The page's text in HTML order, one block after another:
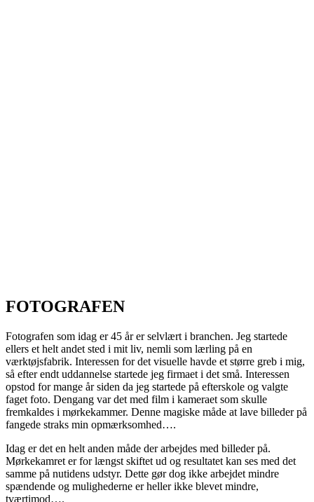
FOTOGRAFEN
Fotografen som idag er 45 år er selvlært i branchen. Jeg startede
ellers et helt andet sted i mit liv, nemli som lærling på en
værktøjsfabrik. Interessen for det visuelle havde et større greb i mig,
så efter endt uddannelse startede jeg firmaet i det små. Interessen
opstod for mange år siden da jeg startede på efterskole og valgte
faget foto. Dengang var det med film i kameraet som skulle
fremkaldes i mørkekammer. Denne magiske måde at lave billeder på
fangede straks min opmærksomhed….
Idag er det en helt anden måde der arbejdes med billeder på.
Mørkekamret er for længst skiftet ud og resultatet kan ses med det
samme på nutidens udstyr. Dette gør dog ikke arbejdet mindre
spændende og mulighederne er heller ikke blevet mindre,
tværtimod….